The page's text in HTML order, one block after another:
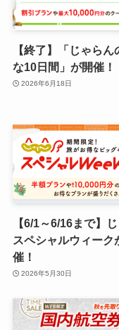
【終了】「じゃらん
な10日間」が開催！
2026年6月18日
【6/1～6/16まで】
スペシャルウィーク
催！
2026年5月30日